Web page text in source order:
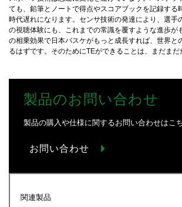
ても、鉛筆とノートで得点やスコアブックを記録する
時代遅れになります。センサ技術の発達により、選手
の視聴体験にも、これまでの常識を覆すような進歩が
の相乗効果で日本バスケがもっと成長すれば、世界と
るはずです。そのためにTEができることは、まだま
製品のお問い合わせ
製品の購入や仕様に関するお問い合わせはこち
お問い合わせ
関連製品